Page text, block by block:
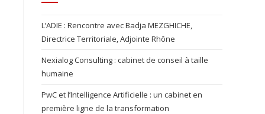
L’ADIE : Rencontre avec Badja MEZGHICHE,
Directrice Territoriale, Adjointe Rhône
Nexialog Consulting : cabinet de conseil à taille
humaine
PwC et l’Intelligence Artificielle : un cabinet en
première ligne de la transformation